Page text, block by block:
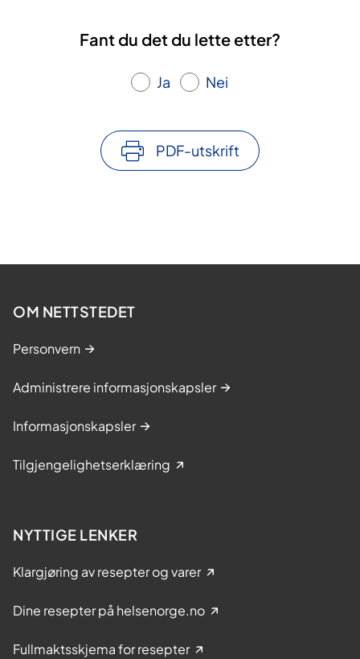
Fant du det du lette etter?
Ja Nei
PDF-utskrift
OM NETTSTEDET
Personvern
Administrere informasjonskapsler
Informasjonskapsler
Tilgjengelighetserklæring
NYTTIGE LENKER
Klargjøring av resepter og varer
Dine resepter på helsenorge.no
Fullmaktsskjema for resepter